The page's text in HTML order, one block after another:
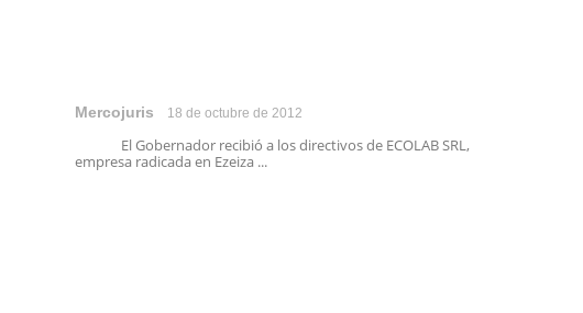
Mercojuris 18 de octubre de 2012
El Gobernador recibió a los directivos de ECOLAB SRL,
empresa radicada en Ezeiza ...